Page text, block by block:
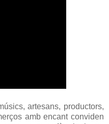
artesans, productors,
amb encant conviden